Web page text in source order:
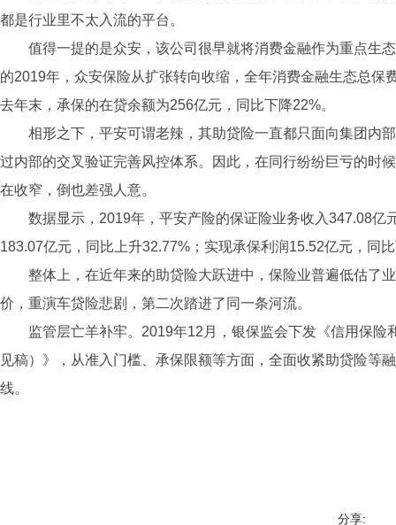
都是行业里不太入流的平台。
值得一提的是众安，该公司很早就将消费金融作为重点生
的2019年，众安保险从扩张转向收缩，全年消费金融生态总保
去年末，承保的在贷余额为256亿元，同比下降22%。
相形之下，平安可谓老辣，其助贷险一直都只面向集团内
过内部的交叉验证完善风控体系。因此，在同行纷纷巨亏的时
在收窄，倒也差强人意。
数据显示，2019年，平安产险的保证险业务收入347.08亿
183.07亿元，同比上升32.77%；实现承保利润15.52亿元，同
整体上，在近年来的助贷险大跃进中，保险业普遍低估了
价，重演车贷险悲剧，第二次踏进了同一条河流。
监管层亡羊补牢。2019年12月，银保监会下发《信用保险
见稿）》，从准入门槛、承保限额等方面，全面收紧助贷险等
线。
分享: